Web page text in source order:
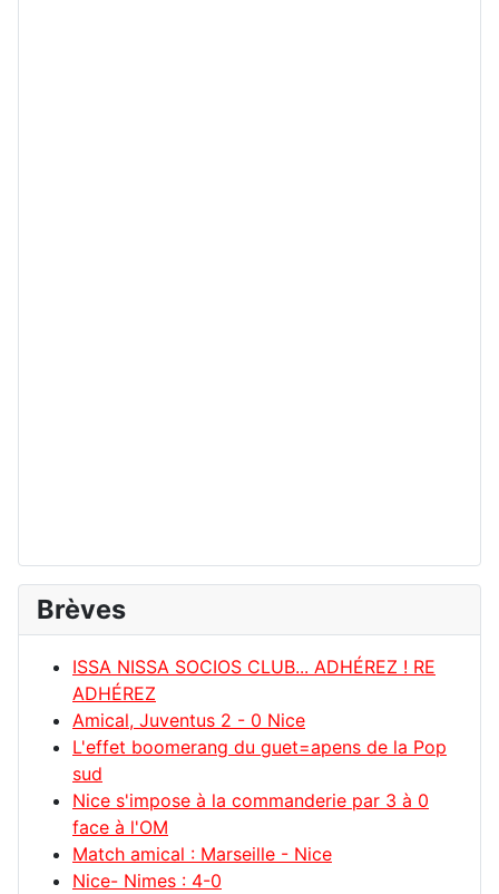
Brèves
ISSA NISSA SOCIOS CLUB... ADHÉREZ ! RE
ADHÉREZ
Amical, Juventus 2 - 0 Nice
L'effet boomerang du guet=apens de la Pop
sud
Nice s'impose à la commanderie par 3 à 0
face à l'OM
Match amical : Marseille - Nice
Nice- Nimes : 4-0